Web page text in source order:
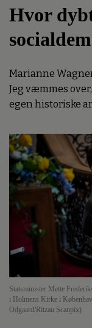
Hvor
Marianne
Jeg væmmes
egen historiske
Statsminister Mette
i Holmens Kirke i
Odgaard/Ritzau Scanpix)